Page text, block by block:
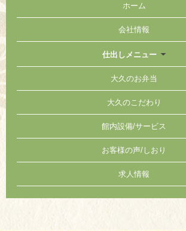
ホーム
会社情報
仕出しメニュー
大久のお弁当
大久のこだわり
館内設備/サービス
お客様の声/しおり
求人情報